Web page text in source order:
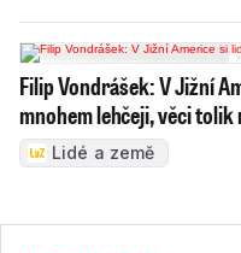
Filip Vondrášek: V Jižní
mnohem lehčeji, věci tolik
Lidé a země